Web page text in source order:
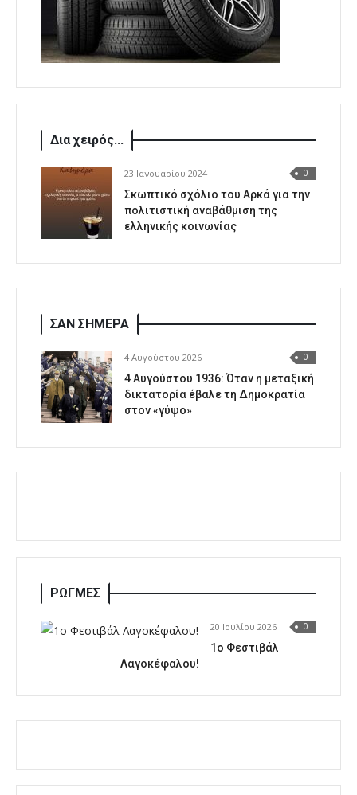
Δια χειρός...
23 Ιανουαρίου 2024 0
Σκωπτικό σχόλιο του Αρκά για την
πολιτιστική αναβάθμιση της
ελληνικής κοινωνίας
ΣΑΝ ΣΗΜΕΡΑ
4 Αυγούστου 2026 0
4 Αυγούστου 1936: Όταν η μεταξική
δικτατορία έβαλε τη Δημοκρατία
στον «γύψο»
ΡΩΓΜΕΣ
20 Ιουλίου 2026 0
1o Φεστιβάλ
Λαγοκέφαλου!